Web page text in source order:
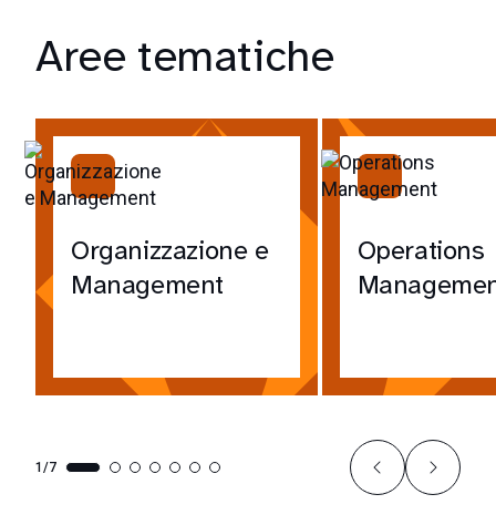
Aree tematiche
Organizzazione e
Management
Operations
1/7